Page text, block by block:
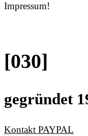
Impressum!
[030]
gegründet
Kontakt PAYPAL